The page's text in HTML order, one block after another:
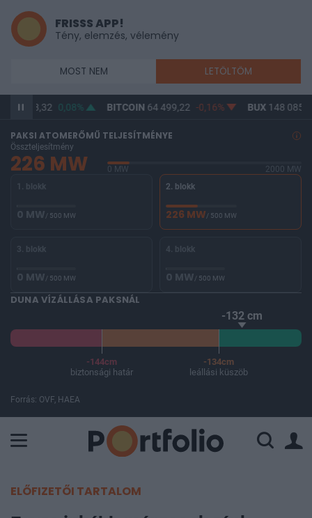
FRISSS APP!
Tény, elemzés, vélemény
MOST NEM LETÖLTÖM
313,32 0,08% BITCOIN64 499,22 -0,16% BUX148
PAKSI ATOMERŐMŰ TELJESÍTMÉNYE
Összteljesítmény
226 MW 0 MW
2000 MW
1. blokk
0 MW/ 500 MW
2. blokk
226 MW/ 500 MW
3. blokk
0 MW/ 500 MW
4. blokk
0 MW/ 500 MW
DUNA VÍZÁLLÁSA PAKSNÁL
-132 cm
-144cm
biztonsági határ
-134cm
leállási küszöb
Forrás: OVF, HAEA
ELŐFIZETŐI TARTALOM